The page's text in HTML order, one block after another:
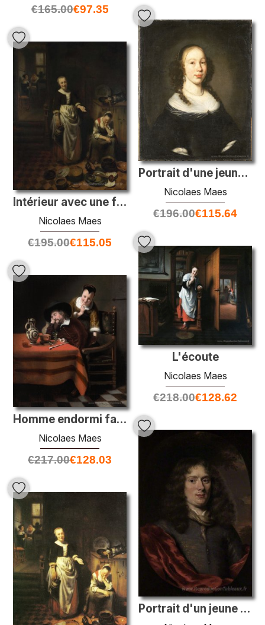
€165.00€97.35
Portrait d'une jeune femme
Nicolaes Maes
€196.00€115.64
Intérieur avec une femme de chambre endormie - le servan inactif
Nicolaes Maes
€195.00€115.05
L'écoute
Nicolaes Maes
€218.00€128.62
Homme endormi faisant ses poches cueillies
Nicolaes Maes
€217.00€128.03
Portrait d'un jeune homme